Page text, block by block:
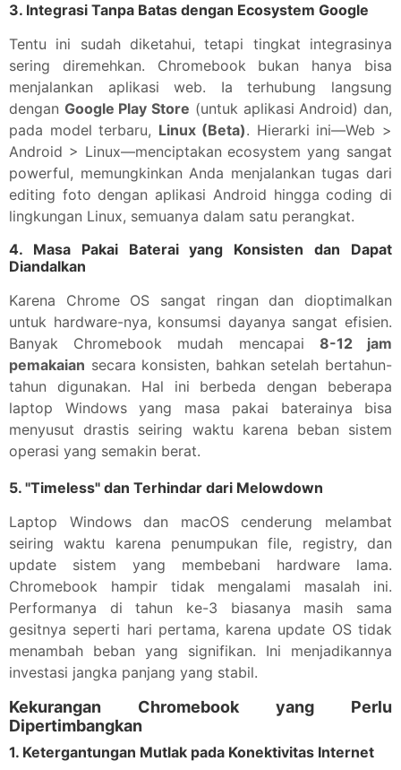
3. Integrasi Tanpa Batas dengan Ecosystem Google
Tentu ini sudah diketahui, tetapi tingkat integrasinya
sering diremehkan. Chromebook bukan hanya bisa
menjalankan aplikasi web. Ia terhubung langsung
dengan Google Play Store (untuk aplikasi Android) dan,
pada model terbaru, Linux (Beta). Hierarki ini—Web >
Android > Linux—menciptakan ecosystem yang sangat
powerful, memungkinkan Anda menjalankan tugas dari
editing foto dengan aplikasi Android hingga coding di
lingkungan Linux, semuanya dalam satu perangkat.
4. Masa Pakai Baterai yang Konsisten dan Dapat
Diandalkan
Karena Chrome OS sangat ringan dan dioptimalkan
untuk hardware-nya, konsumsi dayanya sangat efisien.
Banyak Chromebook mudah mencapai 8-12 jam
pemakaian secara konsisten, bahkan setelah bertahun-
tahun digunakan. Hal ini berbeda dengan beberapa
laptop Windows yang masa pakai baterainya bisa
menyusut drastis seiring waktu karena beban sistem
operasi yang semakin berat.
5. "Timeless" dan Terhindar dari Melowdown
Laptop Windows dan macOS cenderung melambat
seiring waktu karena penumpukan file, registry, dan
update sistem yang membebani hardware lama.
Chromebook hampir tidak mengalami masalah ini.
Performanya di tahun ke-3 biasanya masih sama
gesitnya seperti hari pertama, karena update OS tidak
menambah beban yang signifikan. Ini menjadikannya
investasi jangka panjang yang stabil.
Kekurangan Chromebook yang Perlu
Dipertimbangkan
1. Ketergantungan Mutlak pada Konektivitas Internet